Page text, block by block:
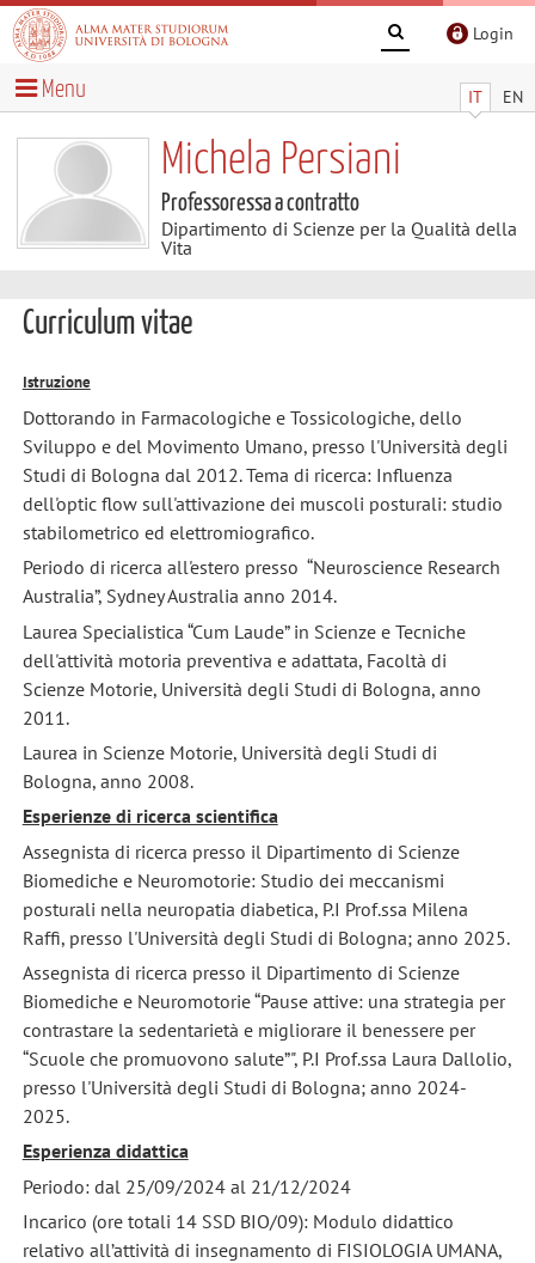
Login
IT EN
Menu
Michela Persiani
Professoressa a contratto
Dipartimento di Scienze per la Qualità della
Vita
Curriculum vitae
Istruzione
Dottorando in Farmacologiche e Tossicologiche, dello
Sviluppo e del Movimento Umano, presso l'Università degli
Studi di Bologna dal 2012. Tema di ricerca: Influenza
dell'optic flow sull'attivazione dei muscoli posturali: studio
stabilometrico ed elettromiografico.
Periodo di ricerca all'estero presso “Neuroscience Research
Australia”, Sydney Australia anno 2014.
Laurea Specialistica “Cum Laude” in Scienze e Tecniche
dell'attività motoria preventiva e adattata, Facoltà di
Scienze Motorie, Università degli Studi di Bologna, anno
2011.
Laurea in Scienze Motorie, Università degli Studi di
Bologna, anno 2008.
Esperienze di ricerca scientifica
Assegnista di ricerca presso il Dipartimento di Scienze
Biomediche e Neuromotorie: Studio dei meccanismi
posturali nella neuropatia diabetica, P.I Prof.ssa Milena
Raffi, presso l'Università degli Studi di Bologna; anno 2025.
Assegnista di ricerca presso il Dipartimento di Scienze
Biomediche e Neuromotorie “Pause attive: una strategia per
contrastare la sedentarietà e migliorare il benessere per
“Scuole che promuovono salute”", P.I Prof.ssa Laura Dallolio,
presso l'Università degli Studi di Bologna; anno 2024-
2025.
Esperienza didattica
Periodo: dal 25/09/2024 al 21/12/2024
Incarico (ore totali 14 SSD BIO/09): Modulo didattico
relativo all’attività di insegnamento di FISIOLOGIA UMANA,